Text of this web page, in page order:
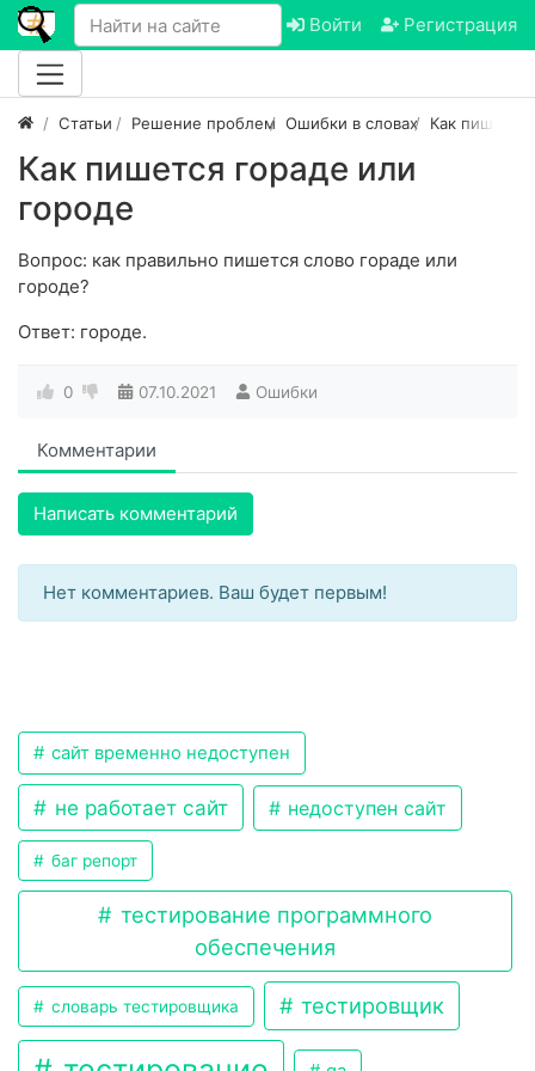
Войти Регистрация
Статьи Решение проблем Ошибки в словах Как пишется
Как пишется гораде или
городе
Вопрос: как правильно пишется слово гораде или
городе?
Ответ: городе.
0 07.10.2021 Ошибки
Комментарии
Написать комментарий
Нет комментариев. Ваш будет первым!
сайт временно недоступен
не работает сайт недоступен сайт
баг репорт
тестирование программного
обеспечения
словарь тестировщика тестировщик